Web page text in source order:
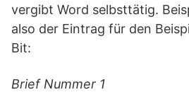
vergibt Word selbsttätig.
also der Eintrag für den
Bit:
Brief Nummer 1